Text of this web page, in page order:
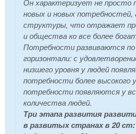
новых и новых потребностей,
структуры, что отражает
и общества ко все более
Потребности развиваются по
горизонтали: с
низшего уровня у людей
потребности более высокого
потребности появляются у
количества людей.
Три этапа развития
в развитых странах в 20 ст: